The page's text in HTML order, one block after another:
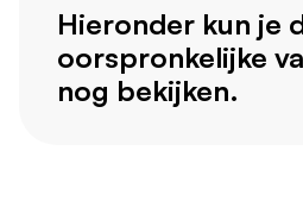
Hieronder kun je
oorspronkelijke
nog bekijken.